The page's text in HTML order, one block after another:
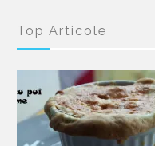
Top Articole